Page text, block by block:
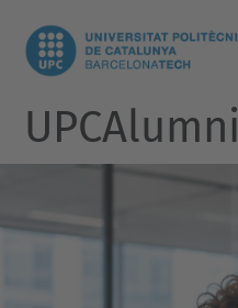
UPCAlumni